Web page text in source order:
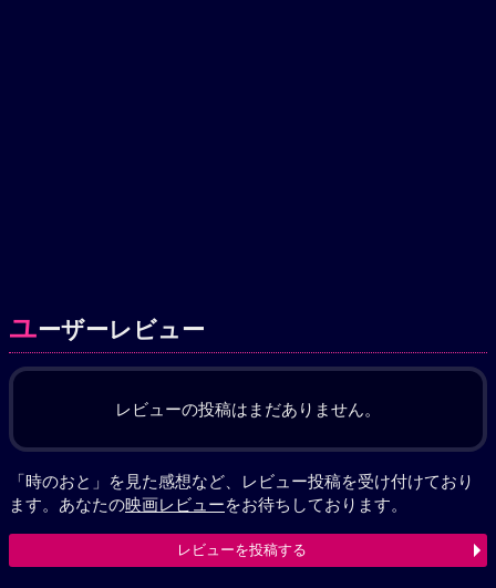
ユーザーレビュー
レビューの投稿はまだありません。
「時のおと」を見た感想など、レビュー投稿を受け付けており
ます。あなたの映画レビューをお待ちしております。
レビューを投稿する